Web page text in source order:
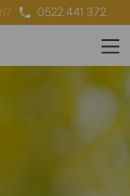
0522 441 372